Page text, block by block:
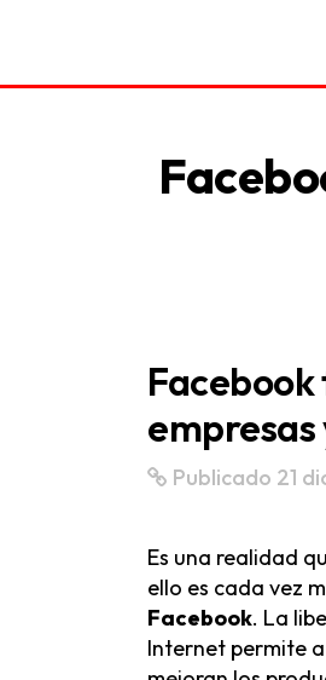
empresas
Publicado 21
Es una realidad
ello es cada vez
Facebook. La
Internet permite